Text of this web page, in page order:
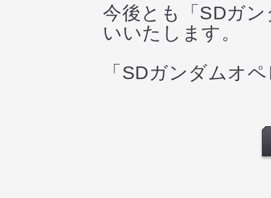
今後とも「SDガ
いいたします。
「SDガンダムオ